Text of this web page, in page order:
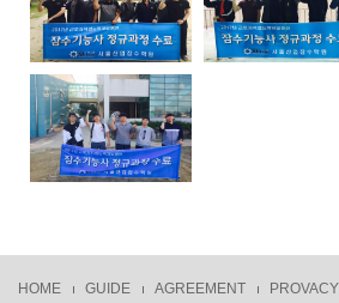
HOME GUIDE AGREEMENT